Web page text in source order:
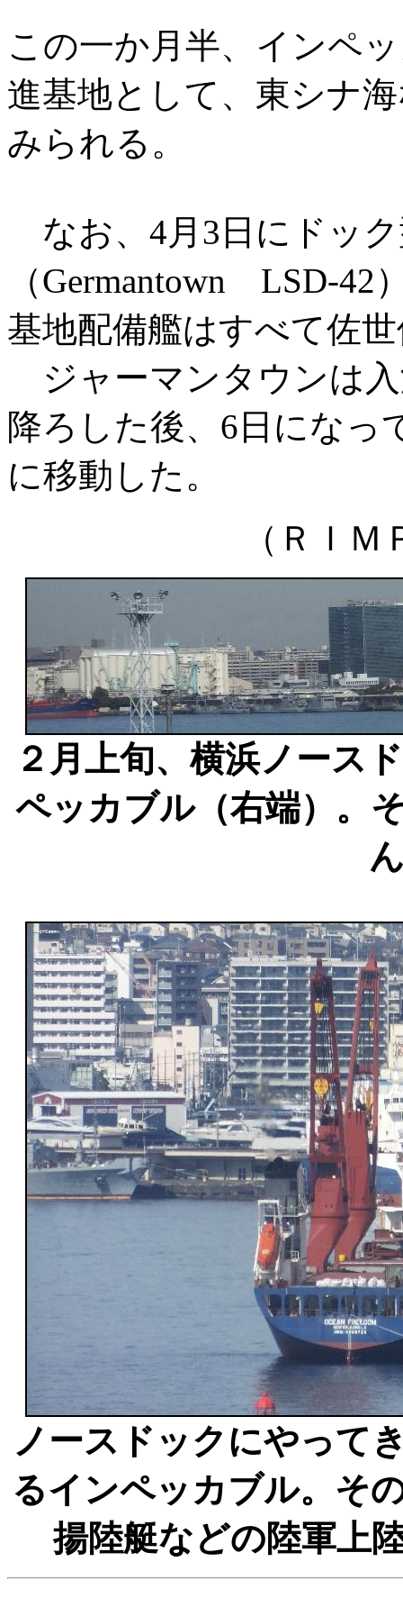
この一か月半、インペ
進基地として、東シナ
みられる。
なお、4月3日にドッ
（Germantown LSD-
基地配備艦はすべて佐
ジャーマンタウンは入
降ろした後、6日になっ
に移動した。
（ＲＩ
２月上旬、横浜ノース
ペッカブル（右端）。
ノースドックにやって
るインペッカブル。そ
揚陸艇などの陸軍上